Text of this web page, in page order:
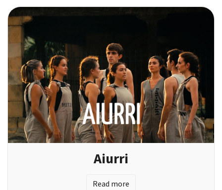
Aiurri
Read more